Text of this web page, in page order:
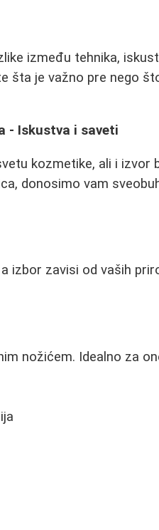
između tehnika,
šta je važno pre nego
- Iskustva i saveti
kozmetike, ali i izvor
donosimo vam
izbor zavisi od vaših
nožićem. Idealno za